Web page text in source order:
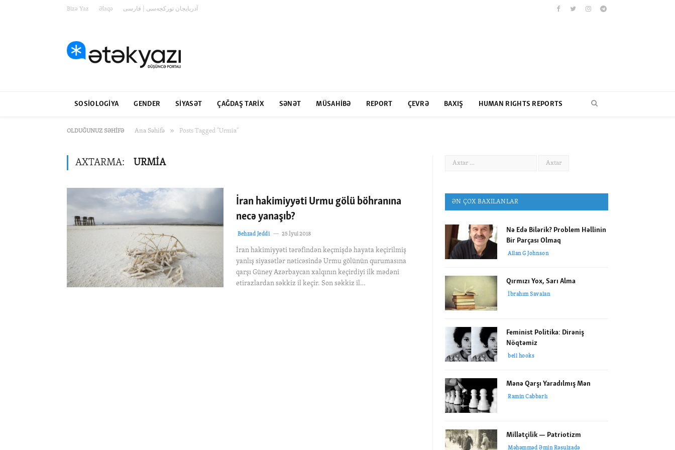
Bizə Yaz Əlaqə آذربایجان تورکجه‌سی | فارسی FacebookTwitterInstagramTelegram
SOSIOLOGIYA GENDER SIYASƏT ÇAĞDAŞ TARIX SƏNƏT MÜSAHIBƏ REPORT ÇEVRƏ BAXIŞ HUMAN RIGHTS REPORTS
OLDUĞUNUZ SƏHIFƏ Ana Səhifə » Posts Tagged "Urmia"
AXTARMA: URMIA
İran hakimiyyəti Urmu gölü böhranına
necə yanaşıb?
Behzad Jeddi 25 İyul 2018
İran hakimiyyəti tərəfindən keçmişdə hayata keçirilmiş
yanlış siyasətlər nəticəsində Urmu gölünün qurumasına
qarşı Güney Azərbaycan xalqının keçirdiyi ilk mədəni
etirazlardan səkkiz il keçir. Son səkkiz il…
ƏN ÇOX BAXILANLAR
Nə Edə Bilərik? Problem Həllinin
Bir Parçası Olmaq
Allan G Johnson
Qırmızı Yox, Sarı Alma
İbrahım Savalan
Feminist Politika: Dirəniş
Nöqtəmiz
bell hooks
Mənə Qarşı Yaradılmış Mən
Ramin Cabbarlı
Millətçilik — Patriotizm
Məhəmməd Əmin Rəsulzadə